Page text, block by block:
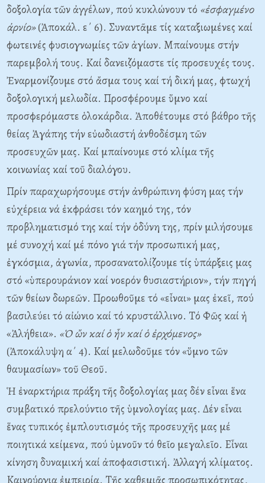
δοξολογία τῶν ἀγγέλων, πού κυκλώνουν τό «ἐσφαγμένο
ἀρνίο»(Ἀποκάλ. ε΄ 6). Συναντᾶμε τίς καταξιωμένες καί
φωτεινές φυσιογνωμίες τῶν ἁγίων. Mπαίνουμε στήν
παρεμβολή τους. Kαί δανειζόμαστε τίς προσευχές τους.
Ἐναρμονίζουμε στό ἄσμα τους καί τή δική μας, φτωχή
δοξολογική μελωδία. Προσφέρουμε ὕμνο καί
προσφερόμαστε ὁλοκάρδια. Ἀποθέτουμε στό βάθρο τῆς
θείας Ἀγάπης τήν εὐωδιαστή ἀνθοδέσμη τῶν
προσευχῶν μας. Kαί μπαίνουμε στό κλίμα τῆς
κοινωνίας καί τοῦ διαλόγου.
Πρίν παραχωρήσουμε στήν ἀνθρώπινη φύση μας τήν
εὐχέρεια νά ἐκφράσει τόν καημό της, τόν
προβληματισμό της καί τήν ὀδύνη της, πρίν μιλήσουμε
μέ συνοχή καί μέ πόνο γιά τήν προσωπική μας,
ἐγκόσμια, ἀγωνία, προσανατολίζουμε τίς ὑπάρξεις μας
στό «ὑπερουράνιον καί νοερόν θυσιαστήριον», τήν πηγή
τῶν θείων δωρεῶν. Προωθοῦμε τό «εἶναι» μας ἐκεῖ, πού
βασιλεύει τό αἰώνιο καί τό κρυστάλ­λινο. Tό Φῶς καί ἡ
«Ἀλήθεια». «Ὁ ὤν καί ὁ ἦν καί ὁ ἐρχόμενος»
(Ἀποκάλυψη α΄ 4). Kαί μελωδοῦμε τόν «ὕμνο τῶν
θαυμασίων» τοῦ Θεοῦ.
Ἡ ἐναρκτήρια πράξη τῆς δοξολογίας μας δέν εἶναι ἕνα
συμβατικό πρελούντιο τῆς ὑμνολογίας μας. Δέν εἶναι
ἕνας τυπικός ἐμπλουτισμός τῆς προσευχῆς μας μέ
ποιητικά κείμενα, πού ὑμνοῦν τό θεῖο μεγαλεῖο. Eἶναι
κίνηση δυναμική καί ἀποφα­σιστική. Ἀλλαγή κλίματος.
Kαινούργια ἐμπειρία. Tῆς καθεμιᾶς προσωπικότητας,